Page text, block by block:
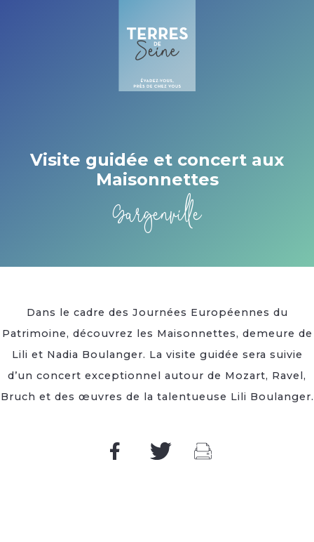
Visite guidée et concert aux
Maisonnettes
Gargenville
Dans le cadre des Journées Européennes du
Patrimoine, découvrez les Maisonnettes, demeure de
Lili et Nadia Boulanger. La visite guidée sera suivie
d’un concert exceptionnel autour de Mozart, Ravel,
Bruch et des œuvres de la talentueuse Lili Boulanger.